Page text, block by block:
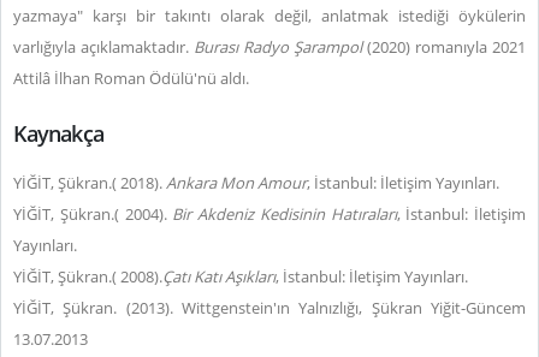
yazmaya" karşı bir takıntı olarak değil, anlatmak istediği öykülerin
varlığıyla açıklamaktadır. Burası Radyo Şarampol(2020) romanıyla 2021
Attilâ İlhan Roman Ödülü'nü aldı.
Kaynakça
YİĞİT, Şükran.( 2018).Ankara Mon Amour, İstanbul: İletişim Yayınları.
YİĞİT, Şükran.( 2004). Bir Akdeniz Kedisinin Hatıraları, İstanbul: İletişim
Yayınları.
YİĞİT, Şükran.( 2008).Çatı Katı Aşıkları, İstanbul: İletişim Yayınları.
YİĞİT, Şükran. (2013). Wittgenstein'ın Yalnızlığı, Şükran Yiğit-Güncem
13.07.2013